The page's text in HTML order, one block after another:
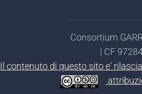
Consortium
| CF
Il contenuto di questo sito e'